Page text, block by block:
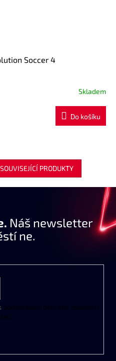
Soccer 4
Skladem
Do košíku
PRODUKTY
Náš newsletter
ne.
podmínkami ochrany osobních